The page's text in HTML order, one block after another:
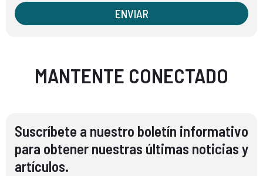
ENVIAR
MANTENTE CONECTADO
Suscríbete a nuestro boletín informativo
para obtener nuestras últimas noticias y
artículos.